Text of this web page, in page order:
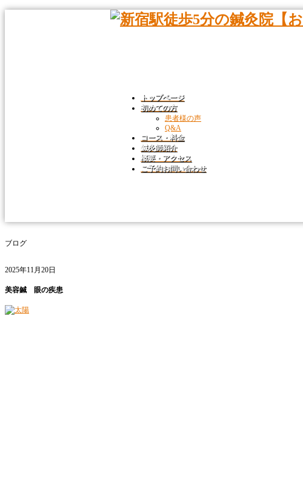
トップページ
初めての方
患者様の声
Q&A
コース・料金
鍼灸師紹介
概要・アクセス
ご予約お問い合わせ
ブログ
2025年11月20日
美容鍼 眼の疾患